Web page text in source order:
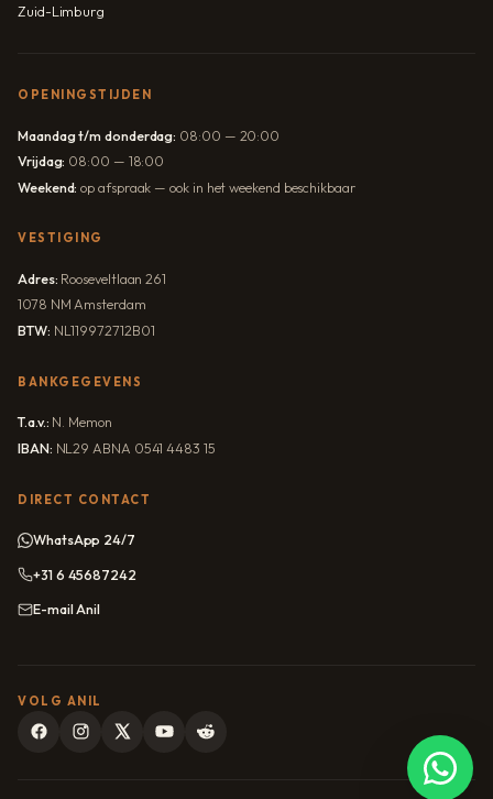
Zuid-Limburg
OPENINGSTIJDEN
Maandag t/m donderdag: 08:00 — 20:00
Vrijdag: 08:00 — 18:00
Weekend: op afspraak — ook in het weekend beschikbaar
VESTIGING
Adres: Rooseveltlaan 261
1078 NM Amsterdam
BTW: NL119972712B01
BANKGEGEVENS
T.a.v.: N. Memon
IBAN: NL29 ABNA 0541 4483 15
DIRECT CONTACT
WhatsApp 24/7
+31 6 45687242
E-mail Anil
VOLG ANIL